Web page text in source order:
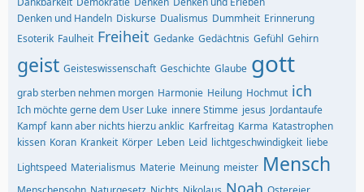
Denken und Handeln Diskurse Dualismus Dummheit Erinnerung
Esoterik Faulheit Freiheit Gedanke Gedächtnis Gefühl Gehirn
geist Geisteswissenschaft Geschichte Glaube gott
grab sterben nehmen morgen Harmonie Heilung Hochmut ich
Ich möchte gerne dem User Luke innere Stimme jesus Jordantaufe
Kampf kann aber nichts hierzu anklic Karfreitag Karma Katastrophen
kissen Koran Krankeit Körper Leben Leid lichtgeschwindigkeit liebe
Lightspeed Materialismus Materie Meinung meister Mensch
Noah